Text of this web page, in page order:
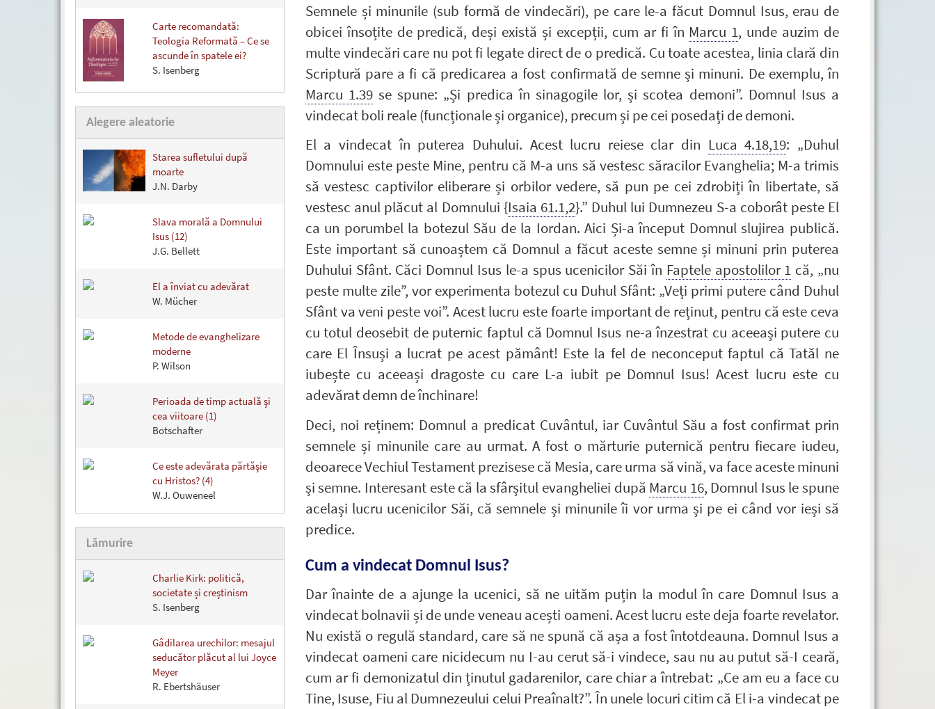
Carte recomandată:
Teologia Reformată – Ce se
ascunde în spatele ei?
S. Isenberg
Alegere aleatorie
Starea sufletului după
moarte
J.N. Darby
Slava morală a Domnului
Isus (12)
J.G. Bellett
El a înviat cu adevărat
W. Mücher
Metode de evanghelizare
moderne
P. Wilson
Perioada de timp actuală şi
cea viitoare (1)
Botschafter
Ce este adevărata părtăşie
cu Hristos? (4)
W.J. Ouweneel
Lămurire
Charlie Kirk: politică,
societate și creștinism
S. Isenberg
Gâdilarea urechilor: mesajul
seducător plăcut al lui Joyce
Meyer
R. Ebertshäuser
Semnele și minunile (sub formă de vindecări), pe care le-a făcut Domnul Isus, erau de
obicei însoțite de predică, deși există și excepții, cum ar fi în Marcu 1, unde auzim de
multe vindecări care nu pot fi legate direct de o predică. Cu toate acestea, linia clară din
Scriptură pare a fi că predicarea a fost confirmată de semne și minuni. De exemplu, în
Marcu 1.39 se spune: „Și predica în sinagogile lor, și scotea demoni”. Domnul Isus a
vindecat boli reale (funcționale și organice), precum și pe cei posedați de demoni.
El a vindecat în puterea Duhului. Acest lucru reiese clar din Luca 4.18,19: „Duhul
Domnului este peste Mine, pentru că M-a uns să vestesc săracilor Evanghelia; M-a trimis
să vestesc captivilor eliberare și orbilor vedere, să pun pe cei zdrobiți în libertate, să
vestesc anul plăcut al Domnului {Isaia 61.1,2}.” Duhul lui Dumnezeu S-a coborât peste El
ca un porumbel la botezul Său de la Iordan. Aici Și-a început Domnul slujirea publică.
Este important să cunoaștem că Domnul a făcut aceste semne și minuni prin puterea
Duhului Sfânt. Căci Domnul Isus le-a spus ucenicilor Săi în Faptele apostolilor 1 că, „nu
peste multe zile”, vor experimenta botezul cu Duhul Sfânt: „Veți primi putere când Duhul
Sfânt va veni peste voi”. Acest lucru este foarte important de reținut, pentru că este ceva
cu totul deosebit de puternic faptul că Domnul Isus ne-a înzestrat cu aceeași putere cu
care El Însuși a lucrat pe acest pământ! Este la fel de neconceput faptul că Tatăl ne
iubește cu aceeași dragoste cu care L-a iubit pe Domnul Isus! Acest lucru este cu
adevărat demn de închinare!
Deci, noi reținem: Domnul a predicat Cuvântul, iar Cuvântul Său a fost confirmat prin
semnele și minunile care au urmat. A fost o mărturie puternică pentru fiecare iudeu,
deoarece Vechiul Testament prezisese că Mesia, care urma să vină, va face aceste minuni
și semne. Interesant este că la sfârșitul evangheliei după Marcu 16, Domnul Isus le spune
același lucru ucenicilor Săi, că semnele și minunile îi vor urma și pe ei când vor ieși să
predice.
Cum a vindecat Domnul Isus?
Dar înainte de a ajunge la ucenici, să ne uităm puțin la modul în care Domnul Isus a
vindecat bolnavii și de unde veneau acești oameni. Acest lucru este deja foarte revelator.
Nu există o regulă standard, care să ne spună că așa a fost întotdeauna. Domnul Isus a
vindecat oameni care nicidecum nu I-au cerut să-i vindece, sau nu au putut să-I ceară,
cum ar fi demonizatul din ținutul gadarenilor, care chiar a întrebat: „Ce am eu a face cu
Tine, Isuse, Fiu al Dumnezeului celui Preaînalt?”. În unele locuri citim că El i-a vindecat pe